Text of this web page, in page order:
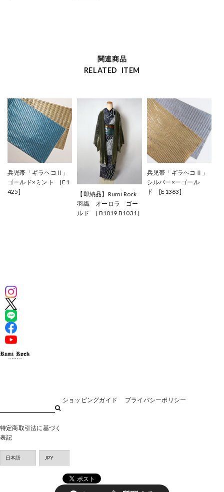
関連商品
RELATED ITEM
兵児帯「ギラヘコⅡ」
ゴールド×ミント [E1
425]
【即納品】Rumi Rock
羽織 オーロラ ゴー
ルド [ B1019 B1031]
兵児帯「ギラヘコⅡ」
シルバー×ーゴール
ド [E1363]
ショッピングガイド プライバシーポリシー
特定商取引法に基づく
表記